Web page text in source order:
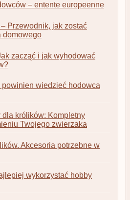
– entente europeenne
Przewodnik, jak zostać
domowego
zacząć i jak wyhodować
wiedzieć hodowca
królików: Kompletny
Twojego zwierzaka
Akcesoria potrzebne w
wykorzystać hobby